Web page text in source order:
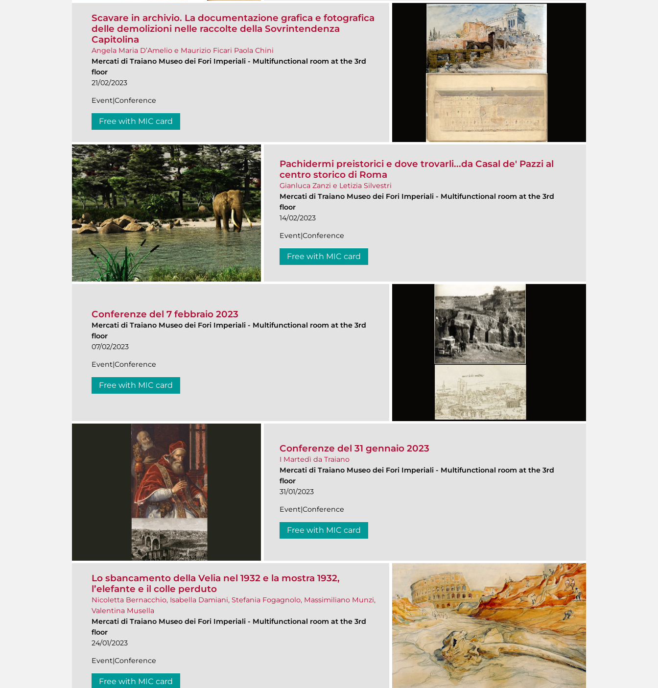
Scavare in archivio. La documentazione grafica e fotografica
delle demolizioni nelle raccolte della Sovrintendenza
Capitolina
Angela Maria D’Amelio e Maurizio Ficari Paola Chini
Mercati di Traiano Museo dei Fori Imperiali - Multifunctional room at the 3rd
floor
21/02/2023
Event|Conference
Free with MIC card
Pachidermi preistorici e dove trovarli...da Casal de' Pazzi al
centro storico di Roma
Gianluca Zanzi e Letizia Silvestri
Mercati di Traiano Museo dei Fori Imperiali - Multifunctional room at the 3rd
floor
14/02/2023
Event|Conference
Free with MIC card
Conferenze del 7 febbraio 2023
Mercati di Traiano Museo dei Fori Imperiali - Multifunctional room at the 3rd
floor
07/02/2023
Event|Conference
Free with MIC card
Conferenze del 31 gennaio 2023
I Martedì da Traiano
Mercati di Traiano Museo dei Fori Imperiali - Multifunctional room at the 3rd
floor
31/01/2023
Event|Conference
Free with MIC card
Lo sbancamento della Velia nel 1932 e la mostra 1932,
l’elefante e il colle perduto
Nicoletta Bernacchio, Isabella Damiani, Stefania Fogagnolo, Massimiliano Munzi,
Valentina Musella
Mercati di Traiano Museo dei Fori Imperiali - Multifunctional room at the 3rd
floor
24/01/2023
Event|Conference
Free with MIC card